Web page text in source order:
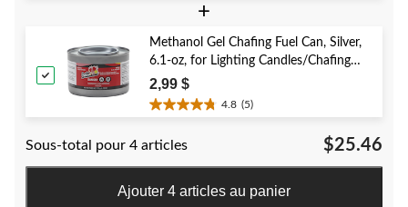
45
évaluations
+
Methanol Gel Chafing Fuel Can, Silver,
6.1-oz, for Lighting Candles/Chafing
Dishes
2,99 $
4.8 (5)
4.8
sur
5.
évaluations
Sous-total pour 4 articles $25.46
Ajouter 4 articles au panier